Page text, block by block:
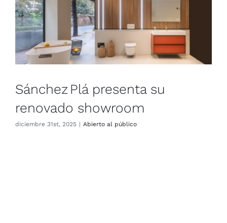
Sánchez Plá presenta su
renovado showroom
diciem­bre 31st, 2025 | Abier­to al públi­co